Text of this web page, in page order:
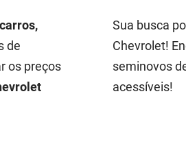
carros,
de
os preços
Sua busca
Chevrolet!
seminovos
acessíveis!